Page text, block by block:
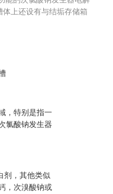
，特别是指一
氯酸钠发生器
剂，其他类似
，次溴酸钠或
上还设有与结垢存储箱